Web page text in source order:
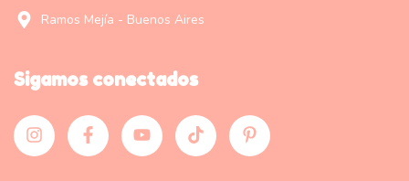
Ramos Mejía - Buenos Aires
Sigamos conectados